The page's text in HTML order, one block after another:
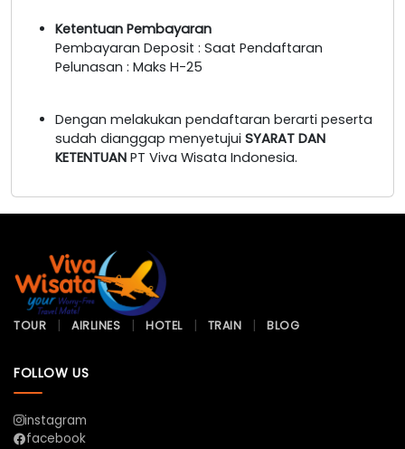
Ketentuan Pembayaran
Pembayaran Deposit : Saat Pendaftaran
Pelunasan : Maks H-25
Dengan melakukan pendaftaran berarti peserta
sudah dianggap menyetujui SYARAT DAN
KETENTUAN PT Viva Wisata Indonesia.
TOUR AIRLINES HOTEL TRAIN BLOG
FOLLOW US
instagram
facebook